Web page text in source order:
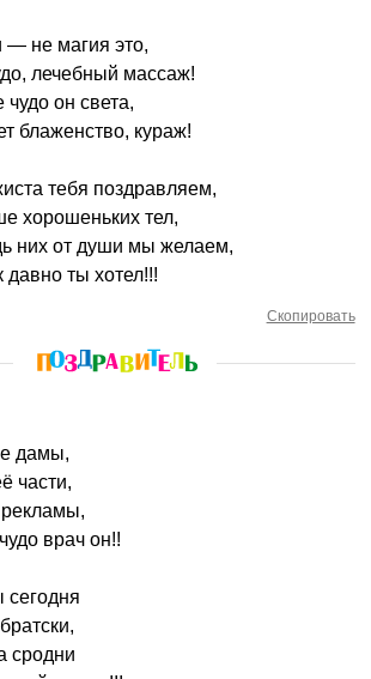
не магия это,
лечебный массаж!
он света,
блаженство, кураж!
тебя поздравляем,
хорошеньких тел,
них от души мы желаем,
давно ты хотел!!!
Скопировать
дамы,
части,
врач он!!
сродни